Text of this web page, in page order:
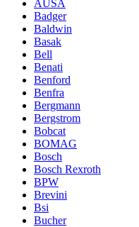
AUSA
Badger
Baldwin
Basak
Bell
Benati
Benford
Benfra
Bergmann
Bergstrom
Bobcat
BOMAG
Bosch
Bosch Rexroth
BPW
Brevini
Bsi
Bucher